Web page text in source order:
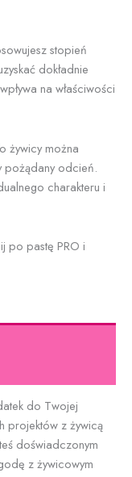
stopień
dokładnie
na właściwości
żywicy można
pożądany odcień.
charakteru i
po pastę PRO i
do Twojej
projektów z żywicą
doświadczonym
z żywicowym